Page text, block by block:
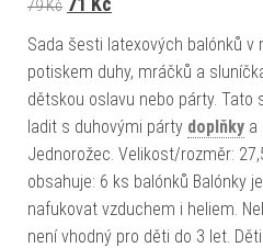
79Kč
Sada šesti latexových balónků v
potiskem duhy, mráčků a
dětskou oslavu nebo párty. Tato
ladit s duhovými párty doplňky a
Jednorožec. Velikost/rozměr:
obsahuje: 6 ks balónků Balónky
nafukovat vzduchem i heliem.
není vhodný pro děti do 3 let.